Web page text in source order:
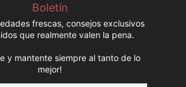
Boletín
frescas, consejos exclusivos
que realmente valen la pena.
y mantente siempre al tanto de lo
mejor!